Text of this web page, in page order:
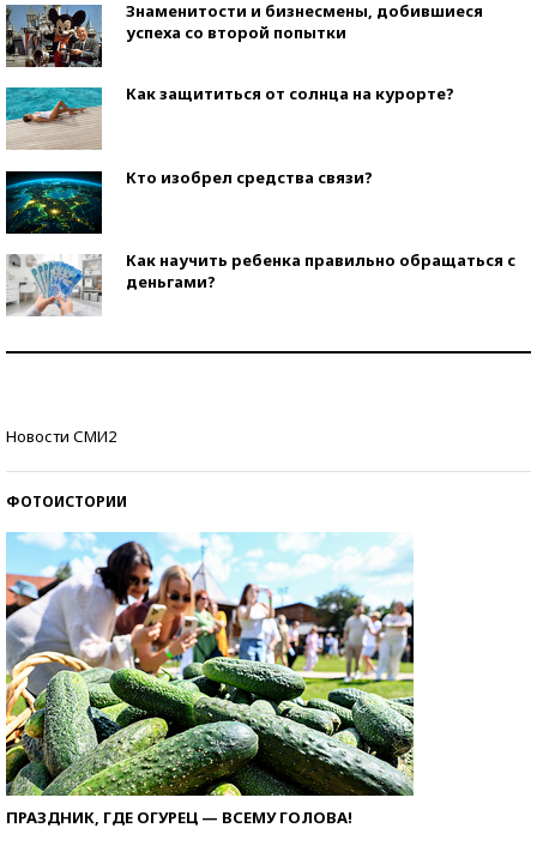
Знаменитости и бизнесмены, добившиеся
успеха со второй попытки
Как защититься от солнца на курорте?
Кто изобрел средства связи?
Как научить ребенка правильно обращаться с
деньгами?
Новости СМИ2
ФОТОИСТОРИИ
ПРАЗДНИК, ГДЕ ОГУРЕЦ — ВСЕМУ ГОЛОВА!